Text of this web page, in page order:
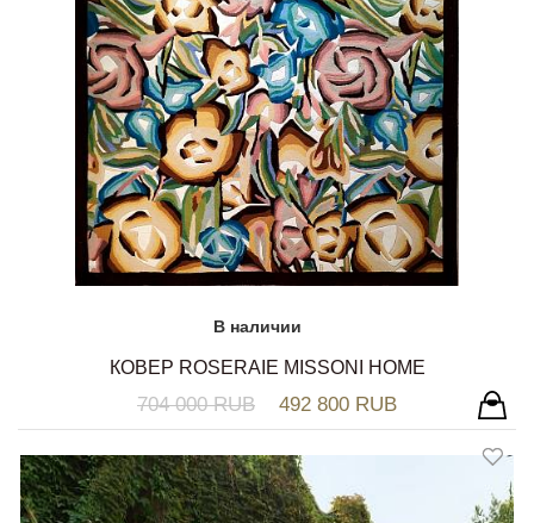
В наличии
КОВЕР ROSERAIE MISSONI HOME
704 000 RUB 492 800 RUB